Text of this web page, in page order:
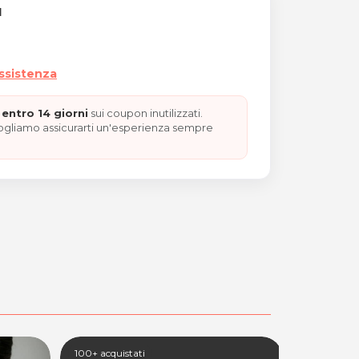
1 Ottobre
14 giorni sui coupon inutilizzati.
assicurarti un'esperienza sempre
100+ acquistati